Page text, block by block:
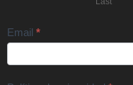
Email*